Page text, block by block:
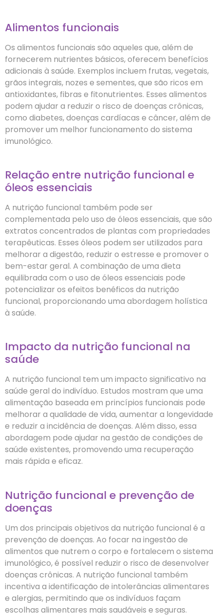
Alimentos funcionais
Os alimentos funcionais são aqueles que, além de
fornecerem nutrientes básicos, oferecem benefícios
adicionais à saúde. Exemplos incluem frutas, vegetais,
grãos integrais, nozes e sementes, que são ricos em
antioxidantes, fibras e fitonutrientes. Esses alimentos
podem ajudar a reduzir o risco de doenças crônicas,
como diabetes, doenças cardíacas e câncer, além de
promover um melhor funcionamento do sistema
imunológico.
Relação entre nutrição funcional e
óleos essenciais
A nutrição funcional também pode ser
complementada pelo uso de óleos essenciais, que são
extratos concentrados de plantas com propriedades
terapêuticas. Esses óleos podem ser utilizados para
melhorar a digestão, reduzir o estresse e promover o
bem-estar geral. A combinação de uma dieta
equilibrada com o uso de óleos essenciais pode
potencializar os efeitos benéficos da nutrição
funcional, proporcionando uma abordagem holística
à saúde.
Impacto da nutrição funcional na
saúde
A nutrição funcional tem um impacto significativo na
saúde geral do indivíduo. Estudos mostram que uma
alimentação baseada em princípios funcionais pode
melhorar a qualidade de vida, aumentar a longevidade
e reduzir a incidência de doenças. Além disso, essa
abordagem pode ajudar na gestão de condições de
saúde existentes, promovendo uma recuperação
mais rápida e eficaz.
Nutrição funcional e prevenção de
doenças
Um dos principais objetivos da nutrição funcional é a
prevenção de doenças. Ao focar na ingestão de
alimentos que nutrem o corpo e fortalecem o sistema
imunológico, é possível reduzir o risco de desenvolver
doenças crônicas. A nutrição funcional também
incentiva a identificação de intolerâncias alimentares
e alergias, permitindo que os indivíduos façam
escolhas alimentares mais saudáveis e seguras.